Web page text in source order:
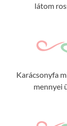
látom
Karácsonyfa
mennyei